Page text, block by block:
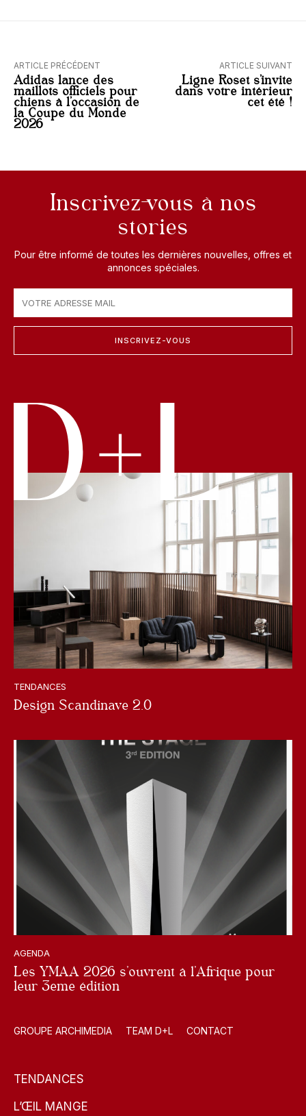
ARTICLE PRÉCÉDENT
Adidas lance des
maillots officiels pour
chiens à l’occasion de
la Coupe du Monde
2026
ARTICLE SUIVANT
Ligne Roset s’invite
dans votre intérieur
cet été !
Inscrivez-vous à nos
stories
Pour être informé de toutes les dernières nouvelles, offres et
annonces spéciales.
INSCRIVEZ-VOUS
TENDANCES
Design Scandinave 2.0
AGENDA
Les YMAA 2026 s’ouvrent à l’Afrique pour
leur 3eme édition
GROUPE ARCHIMEDIA TEAM D+L CONTACT
TENDANCES
L’ŒIL MANGE